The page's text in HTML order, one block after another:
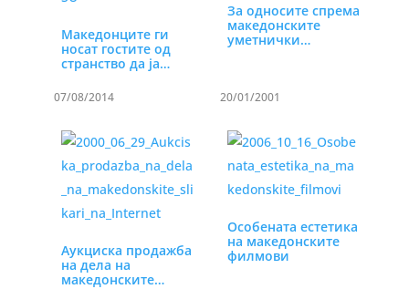
Македонците ги
носат гостите од
странство да ја…
07/08/2014
За односите спрема
македонските
уметнички
20/01/2001
Аукциска продажба
на дела на
македонските
Особената естетика
на македонските
филмови